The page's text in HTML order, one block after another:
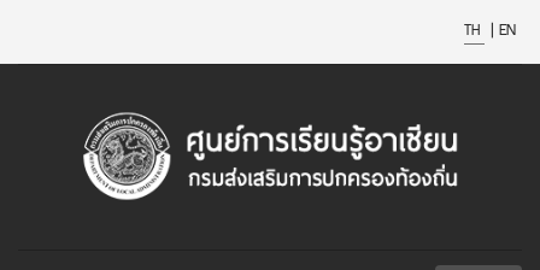
TH | EN